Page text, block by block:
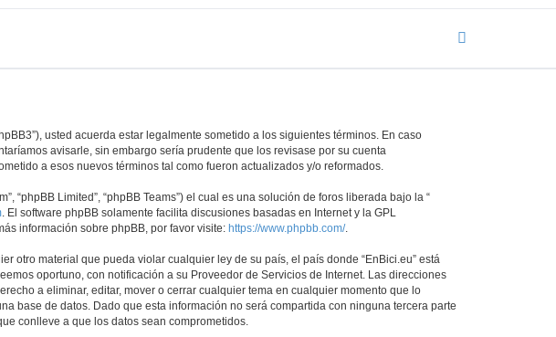
usted acuerda estar legalmente sometido a los siguientes términos. En caso
avisarle, sin embargo sería prudente que los revisase por su cuenta
a esos nuevos términos tal como fueron actualizados y/o reformados.
“phpBB Limited”, “phpBB Teams”) el cual es una solución de foros liberada bajo la “
. El software phpBB solamente facilita discusiones basadas en Internet y la GPL
información sobre phpBB, por favor visite: https://www.phpbb.com/.
otro material que pueda violar cualquier ley de su país, el país donde “EnBici.eu” está
oportuno, con notificación a su Proveedor de Servicios de Internet. Las direcciones
a eliminar, editar, mover o cerrar cualquier tema en cualquier momento que lo
base de datos. Dado que esta información no será compartida con ninguna tercera parte
conlleve a que los datos sean comprometidos.